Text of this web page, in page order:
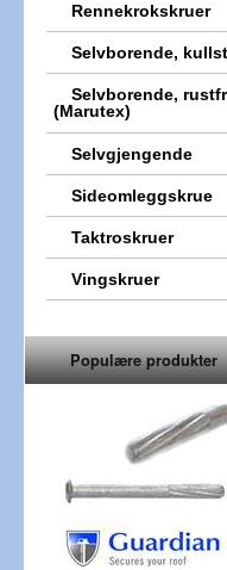
Rennekrokskruer
Selvborende,
Selvborende,
(Marutex)
Selvgjengende
Sideomleggskrue
Taktroskruer
Vingskruer
Populære produkter